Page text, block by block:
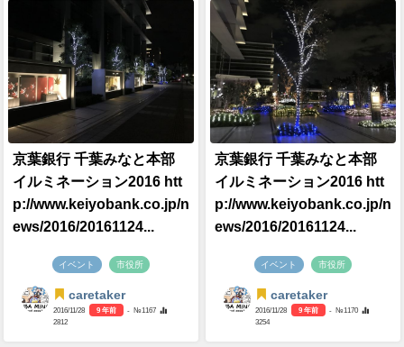
京葉銀行 千葉みなと本部
イルミネーション2016 htt
p://www.keiyobank.co.jp/n
ews/2016/20161124...
イベント 市役所
caretaker
2016/11/28 9 年前
- №1167
2812
京葉銀行 千葉みなと本部
イルミネーション2016 htt
p://www.keiyobank.co.jp/n
ews/2016/20161124...
イベント 市役所
caretaker
2016/11/28 9 年前
- №1170
3254